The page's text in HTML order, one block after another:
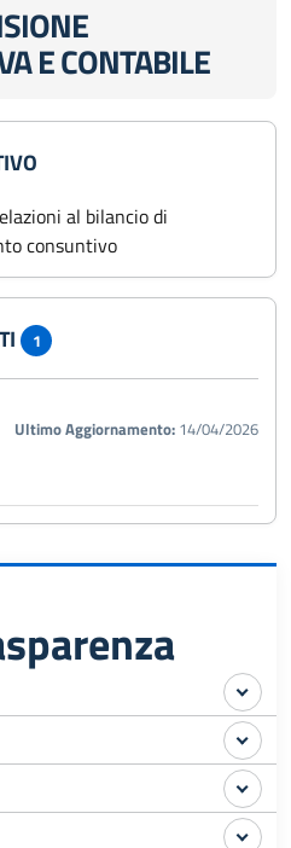
E CONTABILE
al bilancio di
consuntivo
1
Ultimo Aggiornamento: 14/04/2026